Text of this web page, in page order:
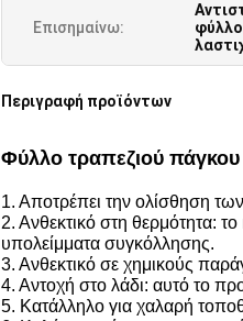
Επισημαίνω:
Περιγραφή προϊόντων
Φύλλο τραπεζιού
1. Αποτρέπει την ολίσθηση
2. Ανθεκτικό στη θερμότητα:
υπολείμματα συγκόλλησης.
3. Ανθεκτικό σε χημικούς
4. Αντοχή στο λάδι: αυτό το
5. Κατάλληλο για χαλαρή